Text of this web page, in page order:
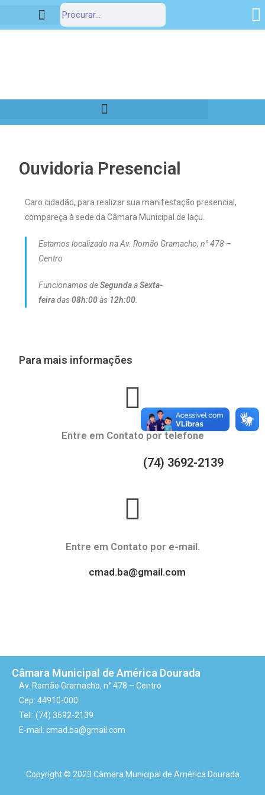
Ouvidoria Presencial
Caro cidadão, para realizar sua manifestação presencial,
compareça à sede da Câmara Municipal de Iaçu.
Estamos localizado na Av. Romão Gramacho, n° 478 –
Centro
Funcionamos deSegundaaSexta-
feiradas08h:00às 12h:00
Para mais informações
Entre em Contato por telefone
(74) 3692-2139
Entre em Contato por e-mail.
cmad.ba@gmail.com
Câmara Municipal de América Dourada
Av. Romão Gramacho, n° 478 – Centro
Cep: 44910-000
Tel.: (74) 3692-2139
E-mail: cmad.ba@gmail.com
Copyright © 2023 Câmara Municipal de América Dourada